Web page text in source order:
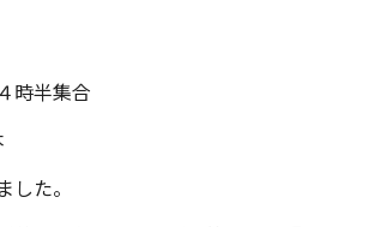
４時半集合
した。